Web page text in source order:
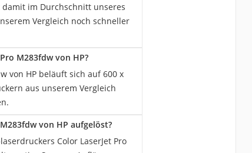
im Durchschnitt unseres
Vergleich noch schneller
M283fdw von HP?
von HP beläuft sich auf 600 x
aus unserem Vergleich
von HP aufgelöst?
Color LaserJet Pro